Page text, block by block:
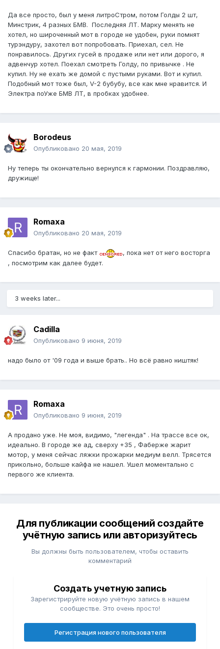
Да все просто, был у меня литроСтром, потом Голды 2 шт,
Минстрик, 4 разных БМВ. Последняя ЛТ. Марку менять не
хотел, но широченный мот в городе не удобен, руки помнят
турэндуру, захотел вот попробовать. Приехал, сел. Не
понравилось. Других гусей в продаже или нет или дорого, я
адвенчур хотел. Поехал смотреть Голду, по привычке . Не
купил. Ну не ехать же домой с пустыми руками. Вот и купил.
Подобный мот тоже был, V-2 бубубу, все как мне нравится. И
Электра поУже БМВ ЛТ, в пробках удобнее.
Borodeus
Опубликовано 20 мая, 2019
Ну теперь ты окончательно вернулся к гармонии. Поздравляю,
дружище!
Romaxa
Опубликовано 20 мая, 2019
Спасибо братан, но не факт
, пока нет от него восторга
, посмотрим как далее будет.
3 weeks later...
Cadilla
Опубликовано 9 июня, 2019
надо было от '09 года и выше брать.. Но всё равно ништяк!
Romaxa
Опубликовано 9 июня, 2019
А продано уже. Не моя, видимо, "легенда" . На трассе все ок,
идеально. В городе же ад, сверху +35 , Фаберже жарит
мотор, у меня сейчас ляжки прожарки медиум велл. Трясется
прикольно, больше кайфа не нашел. Ушел моментально с
первого же клиента.
Для публикации сообщений создайте
учётную запись или авторизуйтесь
Вы должны быть пользователем, чтобы оставить
комментарий
Создать учетную запись
Зарегистрируйте новую учётную запись в нашем
сообществе. Это очень просто!
Регистрация нового пользователя